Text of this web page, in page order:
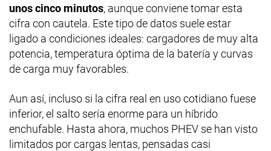
unos cinco minutos, aunque conviene tomar esta
cifra con cautela. Este tipo de datos suele estar
ligado a condiciones ideales: cargadores de muy alta
potencia, temperatura óptima de la batería y curvas
de carga muy favorables.
Aun así, incluso si la cifra real en uso cotidiano fuese
inferior, el salto sería enorme para un híbrido
enchufable. Hasta ahora, muchos PHEV se han visto
limitados por cargas lentas, pensadas casi